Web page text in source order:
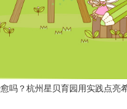
吗？杭州星贝育园用实践点亮